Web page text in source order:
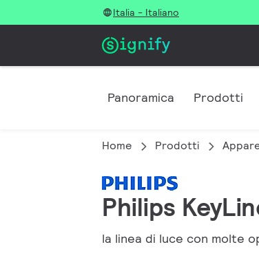
Italia - Italiano
Panoramica Prodotti
Home Prodotti
Philips
la linea di luce con molte